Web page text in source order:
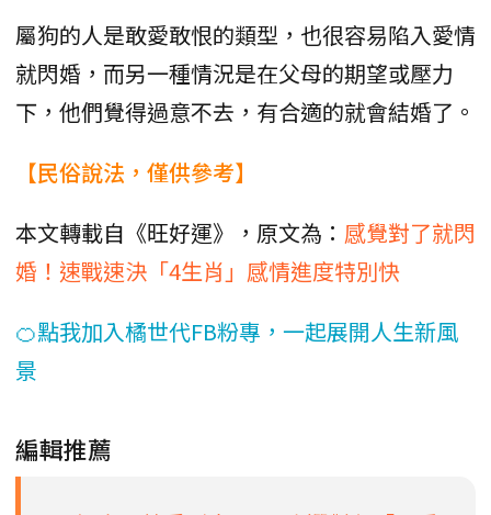
屬狗的人是敢愛敢恨的類型，也很容易陷入愛情
就閃婚，而另一種情況是在父母的期望或壓力
下，他們覺得過意不去，有合適的就會結婚了。
【民俗說法，僅供參考】
本文轉載自《旺好運》，原文為： 感覺對了就閃
婚！速戰速決「4生肖」感情進度特別快
🍊點我加入橘世代FB粉專，一起展開人生新風
景
編輯推薦